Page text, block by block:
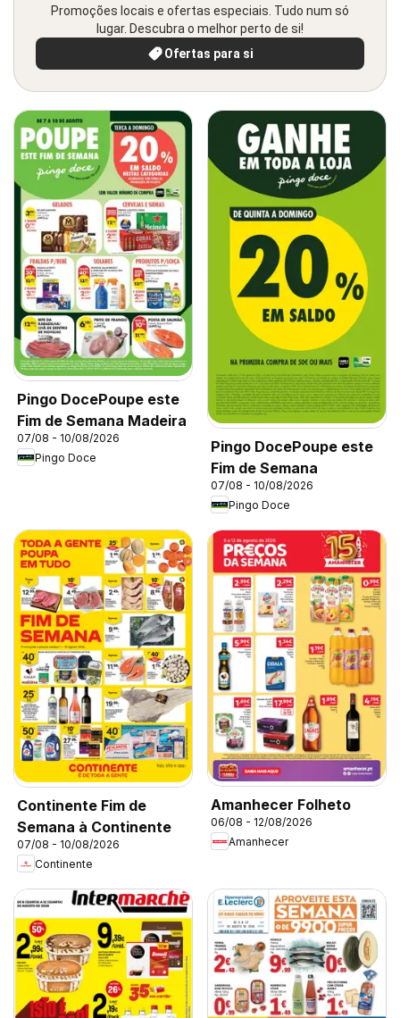
Promoções locais e ofertas especiais. Tudo num só
lugar. Descubra o melhor perto de si!
Ofertas para si
Pingo DocePoupe este
Fim de Semana Madeira
07/08 - 10/08/2026
Pingo Doce
Pingo DocePoupe este
Fim de Semana
07/08 - 10/08/2026
Pingo Doce
Continente Fim de
Semana à Continente
07/08 - 10/08/2026
Continente
Amanhecer Folheto
06/08 - 12/08/2026
Amanhecer